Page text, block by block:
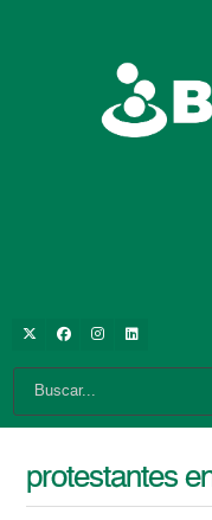
protestantes